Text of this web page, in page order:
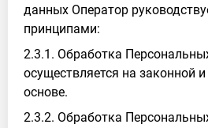
данных Оператор
принципами:
2.3.1. Обработка
осуществляется на законной
основе.
2.3.2. Обработка